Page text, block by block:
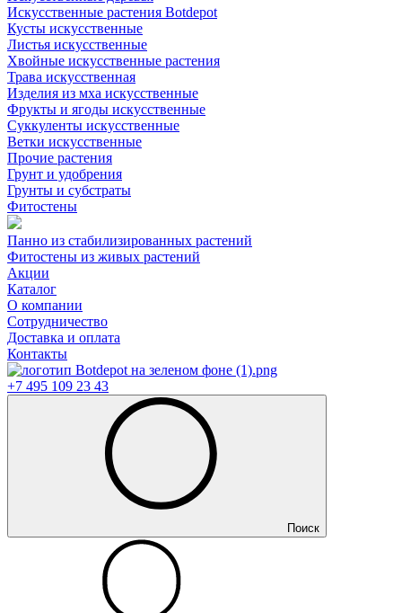
Искусственные растения Botdepot
Кусты искусственные
Листья искусственные
Хвойные искусственные растения
Трава искусственная
Изделия из мха искусственные
Фрукты и ягоды искусственные
Суккуленты искусственные
Ветки искусственные
Прочие растения
Грунт и удобрения
Грунты и субстраты
Фитостены
Панно из стабилизированных растений
Фитостены из живых растений
Акции
Каталог
О компании
Сотрудничество
Доставка и оплата
Контакты
+7 495 109 23 43
Поиск